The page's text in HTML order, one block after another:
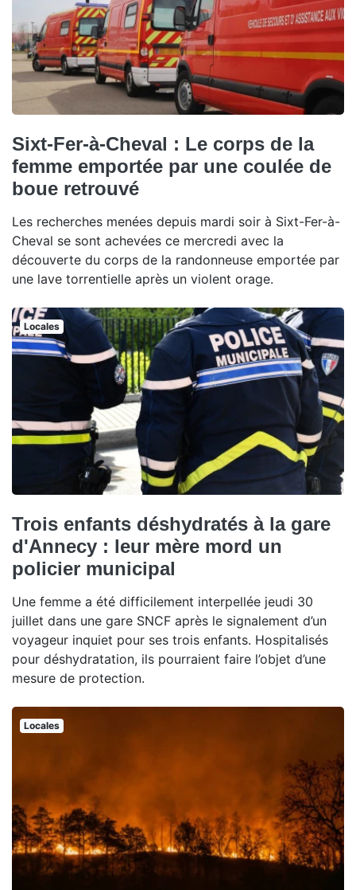
Sixt-Fer-à-Cheval : Le corps de la
femme emportée par une coulée de
boue retrouvé
Les recherches menées depuis mardi soir à Sixt-Fer-à-
Cheval se sont achevées ce mercredi avec la
découverte du corps de la randonneuse emportée par
une lave torrentielle après un violent orage.
Locales
Trois enfants déshydratés à la gare
d'Annecy : leur mère mord un
policier municipal
Une femme a été difficilement interpellée jeudi 30
juillet dans une gare SNCF après le signalement d’un
voyageur inquiet pour ses trois enfants. Hospitalisés
pour déshydratation, ils pourraient faire l’objet d’une
mesure de protection.
Locales